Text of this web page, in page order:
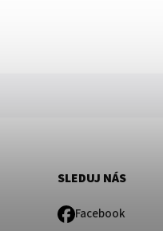
SLEDUJ NÁS
Facebook